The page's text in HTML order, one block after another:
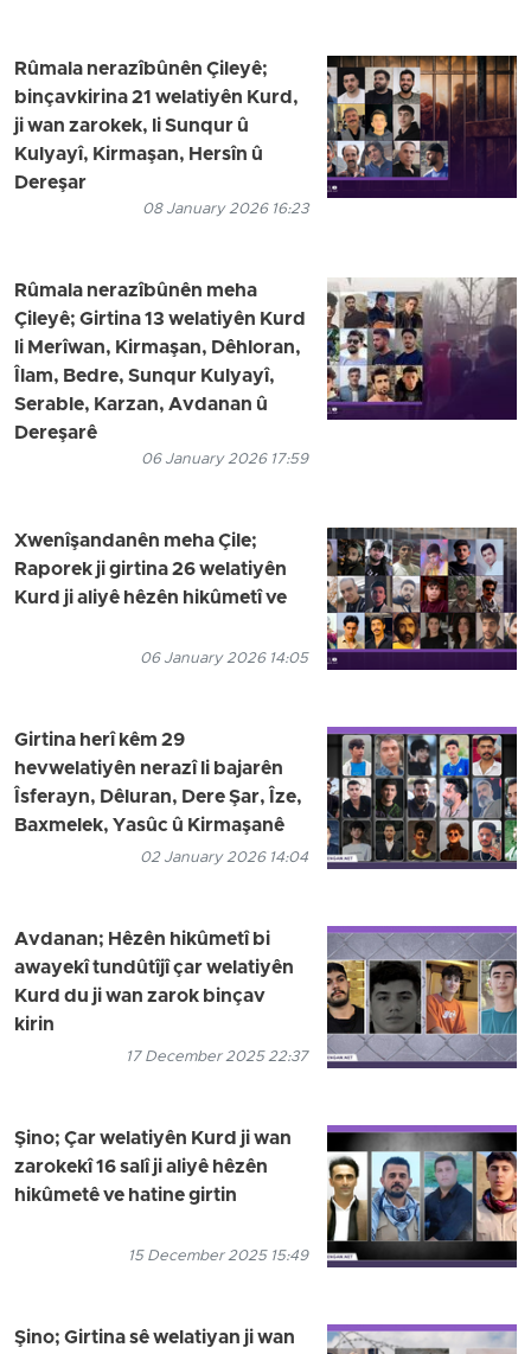
Rûmala nerazîbûnên Çileyê;
binçavkirina 21 welatiyên Kurd,
ji wan zarokek, li Sunqur û
Kulyayî, Kirmaşan, Hersîn û
Dereşar
08 January 2026 16:23
Rûmala nerazîbûnên meha
Çileyê; Girtina 13 welatiyên Kurd
li Merîwan, Kirmaşan, Dêhloran,
Îlam, Bedre, Sunqur Kulyayî,
Serable, Karzan, Avdanan û
Dereşarê
06 January 2026 17:59
Xwenîşandanên meha Çile;
Raporek ji girtina 26 welatiyên
Kurd ji aliyê hêzên hikûmetî ve
06 January 2026 14:05
Girtina herî kêm 29
hevwelatiyên nerazî li bajarên
Îsferayn, Dêluran, Dere Şar, Îze,
Baxmelek, Yasûc û Kirmaşanê
02 January 2026 14:04
Avdanan; Hêzên hikûmetî bi
awayekî tundûtîjî çar welatiyên
Kurd du ji wan zarok binçav
kirin
17 December 2025 22:37
Şino; Çar welatiyên Kurd ji wan
zarokekî 16 salî ji aliyê hêzên
hikûmetê ve hatine girtin
15 December 2025 15:49
Şino; Girtina sê welatiyan ji wan